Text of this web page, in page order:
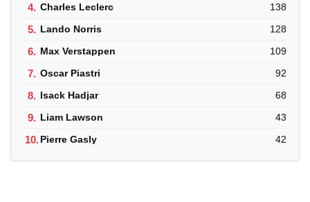
4. Charles Leclerc 138
5. Lando Norris 128
6. Max Verstappen 109
7. Oscar Piastri 92
8. Isack Hadjar 68
9. Liam Lawson 43
10.Pierre Gasly 42